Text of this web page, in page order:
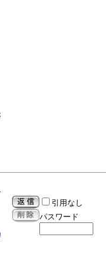
引用なし
パスワード